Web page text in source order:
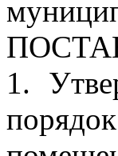
1.